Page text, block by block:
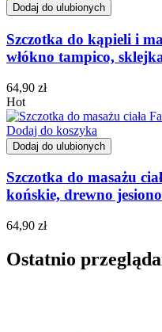
Dodaj do ulubionych
Szczotka do kąpieli i
włókno tampico,
64,90 zł
Hot
Dodaj do koszyka
Dodaj do ulubionych
Szczotka do masażu
końskie, drewno
64,90 zł
Ostatnio